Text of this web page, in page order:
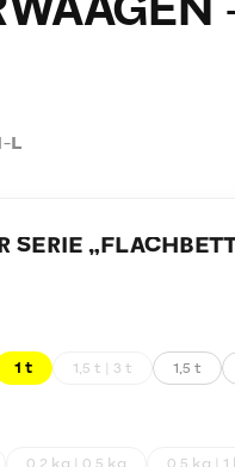
L
SERIE „
1 t 1,5 t | 3 t 1,5 t